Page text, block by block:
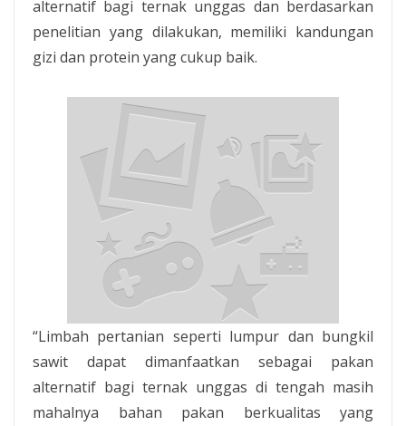
alternatif bagi ternak unggas dan berdasarkan
penelitian yang dilakukan, memiliki kandungan
gizi dan protein yang cukup baik.
“Limbah pertanian seperti lumpur dan bungkil
sawit dapat dimanfaatkan sebagai pakan
alternatif bagi ternak unggas di tengah masih
mahalnya bahan pakan berkualitas yang